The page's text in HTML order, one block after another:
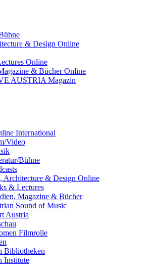
& Design Online
Online
& Bücher Online
AUSTRIA Magazin
International
Video
Bühne
Architecture & Design Online
& Lectures
Magazine & Bücher
Sound of Music
Austria
Filmrolle
Bibliotheken
Institute